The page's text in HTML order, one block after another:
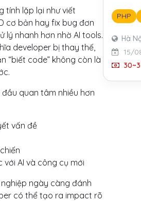
tính lặp lại như viết
cơ bản hay fix bug đơn
lý nhanh hơn nhờ AI tools.
developer bị thay thế,
“biết code” không còn là
quan tâm nhiều hơn
vấn đề
với AI và công cụ mới
ngày càng đánh
có thể tạo ra impact rõ
PHP
Hà
15/